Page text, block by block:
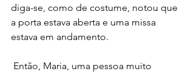
diga-se, como de costume, notou que
a porta estava aberta e uma missa
estava em andamento.
Então, Maria, uma pessoa muito